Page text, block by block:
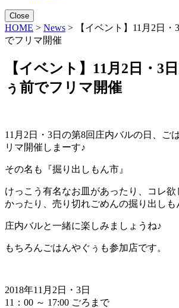
Close
HOME > News > 【イベント】11月2日・
でフリマ開催
【イベント】11月2日・3
ぅ前でフリマ開催
11月2日・3日の第8回庄内バルの日、ご
リマ開催しまーす♪
その名も『掘り出しもん市』
けっこう有名なお皿があったり、コレ
かったり、売り切れごめんの掘り出しも
庄内バルと一緒に楽しみましょうね♪
もちろんごはんやぐぅも参加店です。
2018年11月2日・3日
11：00 ～ 17:00 ごろまで